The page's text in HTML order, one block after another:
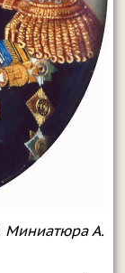
Миниатюра А.